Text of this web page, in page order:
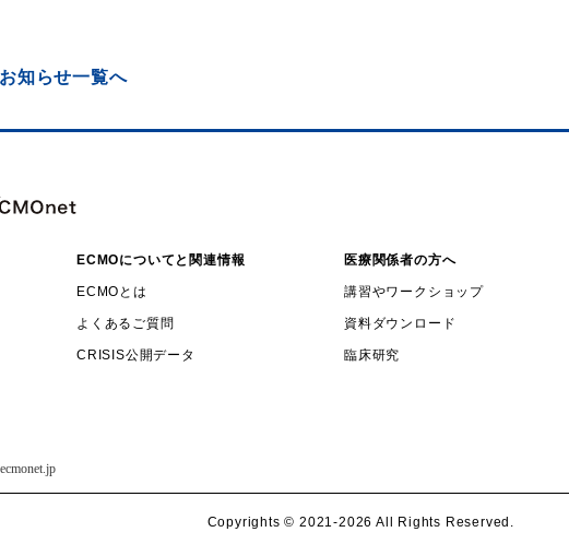
知らせ一覧へ
ECMOについてと関連情報
ECMOとは
よくあるご質問
CRISIS公開データ
医療関係者の方へ
講習やワークショップ
資料ダウンロード
臨床研究
Copyrights ©️ 2021-2026 All Rights Reserved.